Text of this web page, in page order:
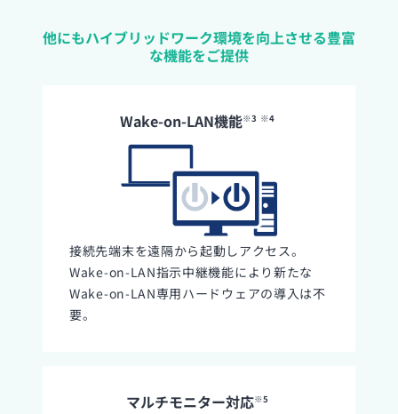
他にもハイブリッドワーク環境を向上させる豊富
な機能をご提供
Wake-on-LAN機能※3 ※4
接続先端末を遠隔から起動しアクセス。
Wake-on-LAN指示中継機能により新たな
Wake-on-LAN専用ハードウェアの導入は不
要。
マルチモニター対応※5